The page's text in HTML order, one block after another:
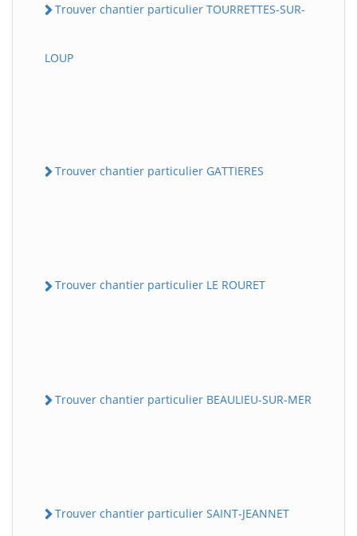
Trouver chantier particulier TOURRETTES-SUR-
LOUP
Trouver chantier particulier GATTIERES
Trouver chantier particulier LE ROURET
Trouver chantier particulier BEAULIEU-SUR-MER
Trouver chantier particulier SAINT-JEANNET